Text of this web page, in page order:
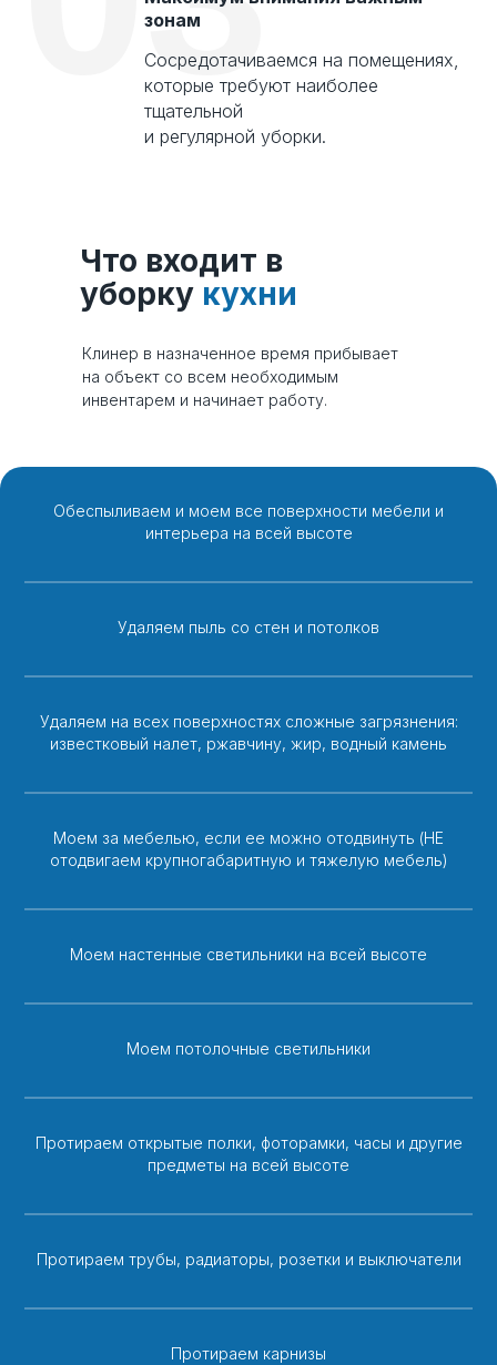
зонам
Сосредотачиваемся на помещениях,
которые требуют наиболее
тщательной
и регулярной уборки.
Клинер в назначенное время прибывает
на объект со всем необходимым
инвентарем и начинает работу.
Что входит в
уборку кухни
Обеспыливаем и моем все поверхности мебели и
интерьера на всей высоте
Удаляем пыль со стен и потолков
Удаляем на всех поверхностях сложные загрязнения:
известковый налет, ржавчину, жир, водный камень
Моем за мебелью, если ее можно отодвинуть (НЕ
отодвигаем крупногабаритную и тяжелую мебель)
Моем настенные светильники на всей высоте
Моем потолочные светильники
Протираем открытые полки, фоторамки, часы и другие
предметы на всей высоте
Протираем трубы, радиаторы, розетки и выключатели
Протираем карнизы